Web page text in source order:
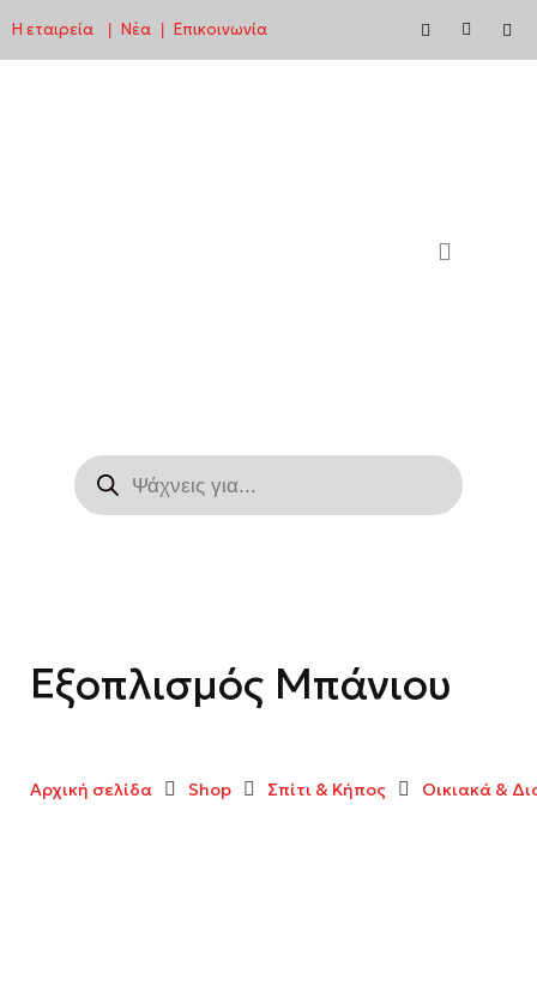
Μεταπηδήστε
Η εταιρεία Νέα Επικοινωνία
Εξοπλισμός Μπάνιου
Αρχική σελίδα Shop Σπίτι & Κήπος Οικιακά &